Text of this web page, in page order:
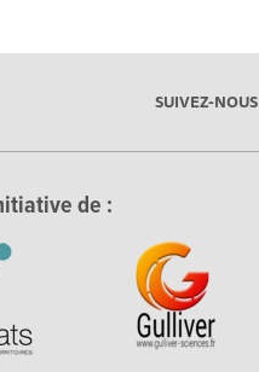
SUIVEZ-NOUS
de :